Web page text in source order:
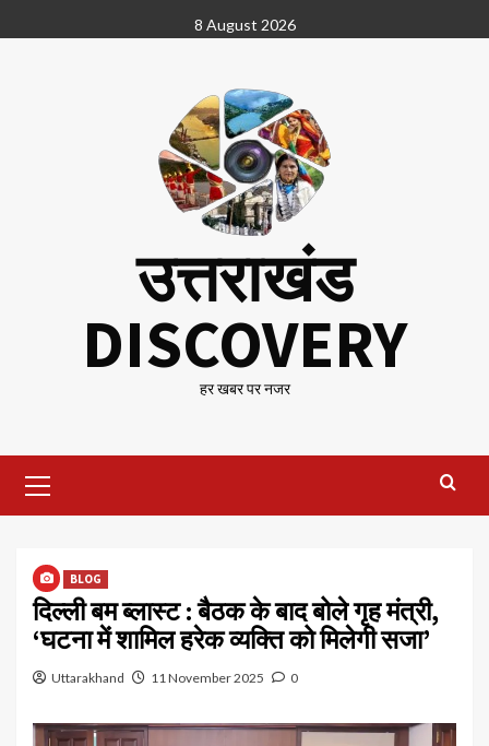
to
8 August 2026
उत्तराखंड
DISCOVERY
हर खबर पर नजर
Menu
BLOG
दिल्ली बम ब्लास्ट : बैठक के बाद बोले गृह मंत्री,
‘घटना में शामिल हरेक व्यक्ति को मिलेगी सजा’
Uttarakhand 11 November 2025 0